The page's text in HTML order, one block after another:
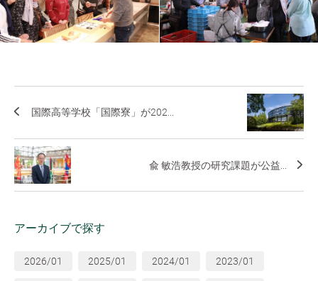
国際高等学校「国際寮」が202...
兪 敏浩教授の研究課題が公益...
アーカイブで探す
2026/01 2025/01 2024/01 2023/01